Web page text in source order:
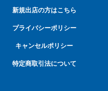
新規出店の方はこちら
プライバシーポリシー
キャンセルポリシー
特定商取引法について